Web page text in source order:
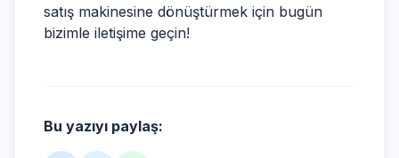
satış makinesine dönüştürmek için bugün
bizimle iletişime geçin!
Bu yazıyı paylaş: